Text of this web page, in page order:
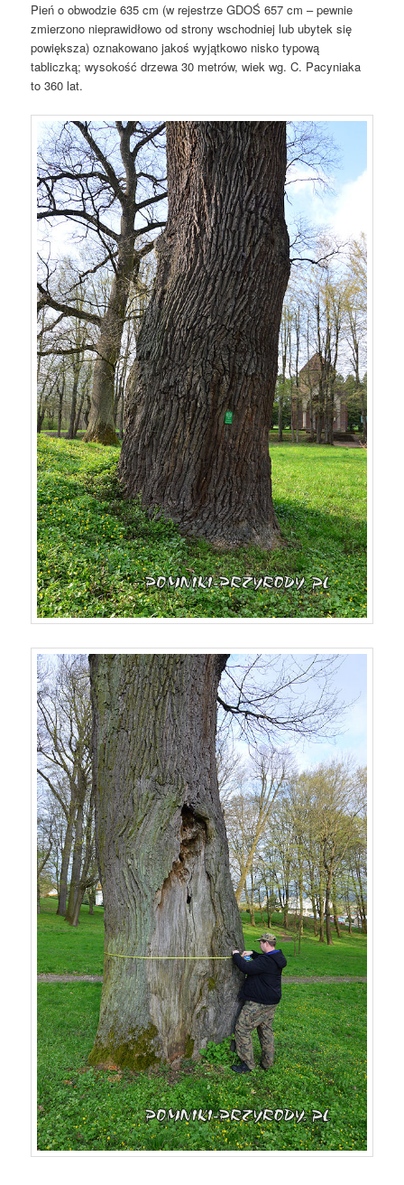
Pień o obwodzie 635 cm (w rejestrze GDOŚ 657 cm – pewnie
zmierzono nieprawidłowo od strony wschodniej lub ubytek się
powiększa) oznakowano jakoś wyjątkowo nisko typową
tabliczką; wysokość drzewa 30 metrów, wiek wg. C. Pacyniaka
to 360 lat.